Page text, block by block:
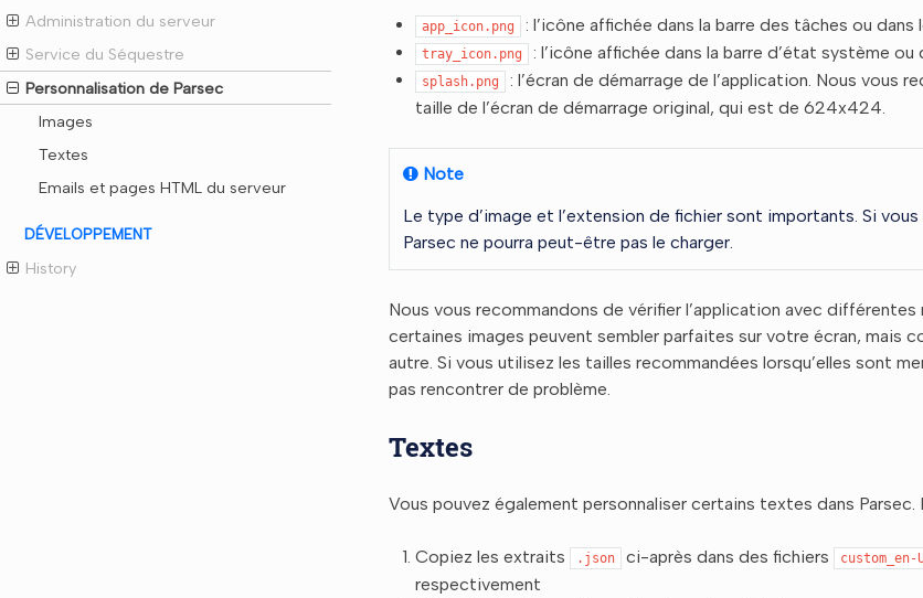
Administration du serveur
Service du Séquestre
Personnalisation de Parsec
Images
Textes
Emails et pages HTML du serveur
DÉVELOPPEMENT
History
app_icon.png : l’icône affichée dans la barre des tâches ou
tray_icon.png : l’icône affichée dans la barre d’état système
splash.png
: l’écran de démarrage de l’application. Nous vous
taille de l’écran de démarrage original, qui est de 624x424.
Note
Le type d’image et l’extension de fichier sont importants. Si
Parsec ne pourra peut-être pas le charger.
Nous vous recommandons de vérifier l’application avec différentes
certaines images peuvent sembler parfaites sur votre écran, mais
autre. Si vous utilisez les tailles recommandées lorsqu’elles sont
pas rencontrer de problème.
Textes
Vous pouvez également personnaliser certains textes dans Parsec.
Copiez les extraits .json ci-après dans des fichiers custom_en-
respectivement